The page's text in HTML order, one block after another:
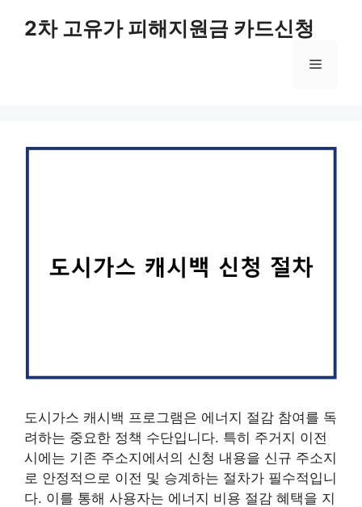
2차 고유가 피해지원금 카드신청
메
도시가스 캐시백 프로그램은 에너지 절감 참여를 독
려하는 중요한 정책 수단입니다. 특히 주거지 이전
시에는 기존 주소지에서의 신청 내용을 신규 주소지
로 안정적으로 이전 및 승계하는 절차가 필수적입니
다. 이를 통해 사용자는 에너지 비용 절감 혜택을 지